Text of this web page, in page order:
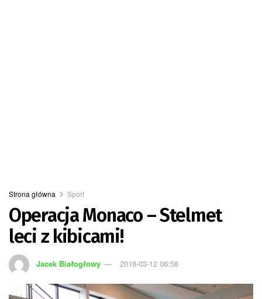
Strona główna Sport
Operacja Monaco – Stelmet
leci z kibicami!
Jacek Białogłowy 2018-03-12 06:58